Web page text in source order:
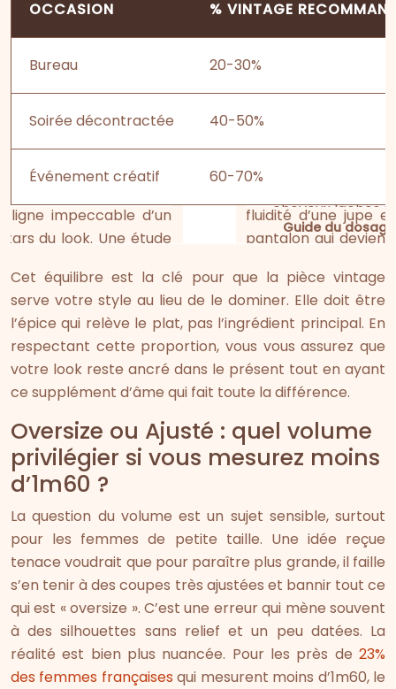
Guide du
OCCASION % VINTAGE
Bureau 20-30%
Soirée décontractée 40-50%
Événement créatif 60-70%
Cet équilibre est la clé pour que la pièce vintage
serve votre style au lieu de le dominer. Elle doit être
l’épice qui relève le plat, pas l’ingrédient principal. En
respectant cette proportion, vous vous assurez que
votre look reste ancré dans le présent tout en ayant
ce supplément d’âme qui fait toute la différence.
Oversize ou Ajusté : quel volume
privilégier si vous mesurez moins
d’1m60 ?
La question du volume est un sujet sensible, surtout
pour les femmes de petite taille. Une idée reçue
tenace voudrait que pour paraître plus grande, il faille
s’en tenir à des coupes très ajustées et bannir tout ce
qui est « oversize ». C’est une erreur qui mène souvent
à des silhouettes sans relief et un peu datées. La
réalité est bien plus nuancée. Pour les près de 23%
des femmes françaises qui mesurent moins d’1m60, le